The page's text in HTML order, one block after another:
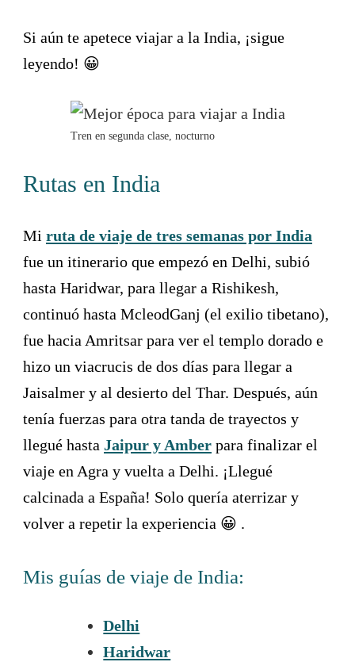
Si aún te apetece viajar a la India, ¡sigue
leyendo! 😀
Tren en segunda clase, nocturno
Rutas en India
Mi ruta de viaje de tres semanas por India
fue un itinerario que empezó en Delhi, subió
hasta Haridwar, para llegar a Rishikesh,
continuó hasta McleodGanj (el exilio tibetano),
fue hacia Amritsar para ver el templo dorado e
hizo un viacrucis de dos días para llegar a
Jaisalmer y al desierto del Thar. Después, aún
tenía fuerzas para otra tanda de trayectos y
llegué hasta Jaipur y Amber para finalizar el
viaje en Agra y vuelta a Delhi. ¡Llegué
calcinada a España! Solo quería aterrizar y
volver a repetir la experiencia 😀 .
Mis guías de viaje de India:
Delhi
Haridwar